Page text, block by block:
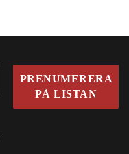
alternativen
kan